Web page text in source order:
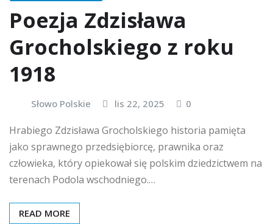
Poezja Zdzisława
Grocholskiego z roku
1918
Słowo Polskie lis 22, 2025 0
Hrabiego Zdzisława Grocholskiego historia pamięta
jako sprawnego przedsiębiorcę, prawnika oraz
człowieka, który opiekował się polskim dziedzictwem na
terenach Podola wschodniego.…
READ MORE